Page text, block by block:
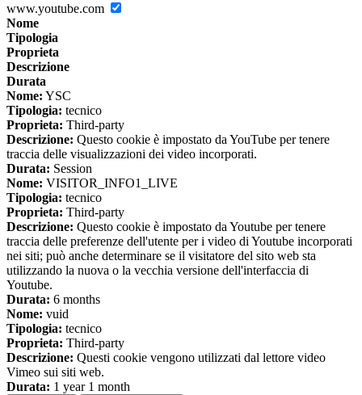
www.youtube.com
Nome
Tipologia
Proprieta
Descrizione
Durata
Nome: YSC
Tipologia: tecnico
Proprieta: Third-party
Descrizione: Questo cookie è impostato da YouTube per tenere
traccia delle visualizzazioni dei video incorporati.
Durata: Session
Nome: VISITOR_INFO1_LIVE
Tipologia: tecnico
Proprieta: Third-party
Descrizione: Questo cookie è impostato da Youtube per tenere
traccia delle preferenze dell'utente per i video di Youtube incorporati
nei siti; può anche determinare se il visitatore del sito web sta
utilizzando la nuova o la vecchia versione dell'interfaccia di
Youtube.
Durata: 6 months
Nome: vuid
Tipologia: tecnico
Proprieta: Third-party
Descrizione: Questi cookie vengono utilizzati dal lettore video
Vimeo sui siti web.
Durata: 1 year 1 month